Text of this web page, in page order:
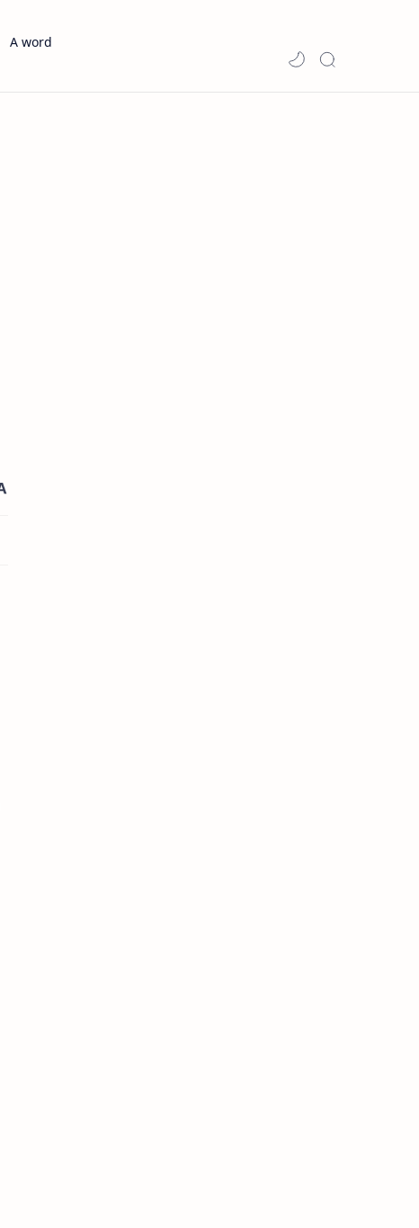
A word